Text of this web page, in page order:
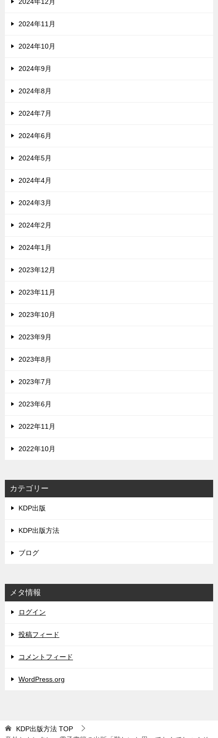
2024年11月
2024年10月
2024年9月
2024年8月
2024年7月
2024年6月
2024年5月
2024年4月
2024年3月
2024年2月
2024年1月
2023年12月
2023年11月
2023年10月
2023年9月
2023年8月
2023年7月
2023年6月
2022年11月
2022年10月
カテゴリー
KDP出版
KDP出版方法
ブログ
メタ情報
ログイン
投稿フィード
コメントフィード
WordPress.org
KDP出版方法 TOP